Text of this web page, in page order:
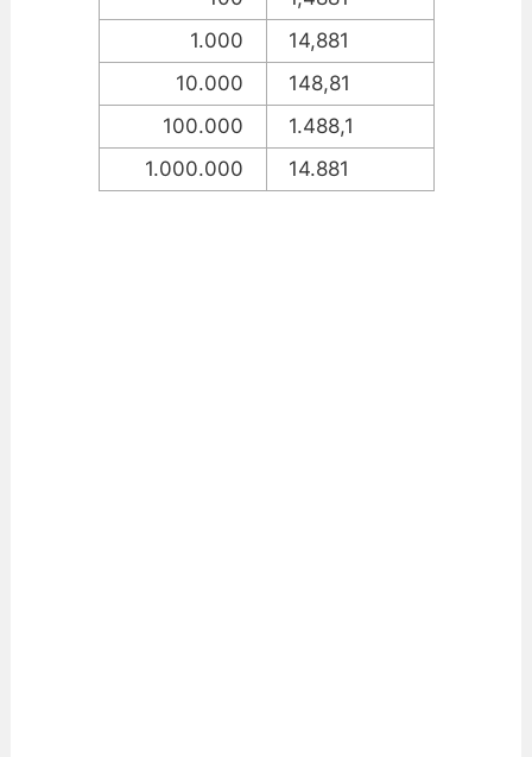
1.000
14,881
10.000
148,81
100.000
1.488,1
1.000.000
14.881